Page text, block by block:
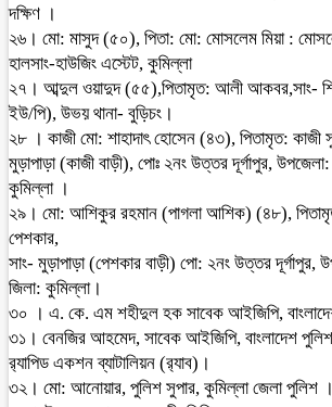
দক্ষিণ ।
২৬। মো: মাসুদ (৫০), পিতা: মো: মোসলেম মিয়া :
হালসাং-হাউজিং এস্টেট, কুমিল্লা
২৭। আব্দুল ওয়াদুদ (৫৫),পিতামৃত: আলী আকবর,সাং-
ইউ/পি), উভয় থানা- বুড়িচং।
২৮ । কাজী মো: শাহাদাৎ হোসেন (৪৩), পিতামৃত: কাজী
মুড়াপাড়া (কাজী বাড়ী), পোঃ ২নং উত্তর দূর্গাপুর,
কুমিল্লা ।
২৯। মো: আশিকুর রহমান (পাগলা আশিক) (৪৮),
পেশকার,
সাং- মুড়াপাড়া (পেশকার বাড়ী) পো: ২নং উত্তর দূর্গাপুর,
জিলা: কুমিল্লা।
৩০ । এ. কে. এম শহীদুল হক সাবেক আইজিপি,
৩১। বেনজির আহমেদ, সাবেক আইজিপি, বাংলাদেশ
র‌্যাপিড একশন ব্যাটালিয়ন (র‌্যাব)।
৩২। মো: আনোয়ার, পুলিশ সুপার, কুমিল্লা জেলা পুলিশ ।